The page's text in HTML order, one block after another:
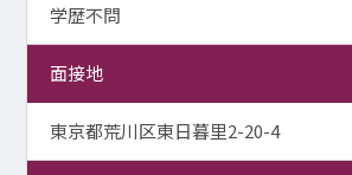
学歴不問
面接地
東京都荒川区東日暮里2-20-4